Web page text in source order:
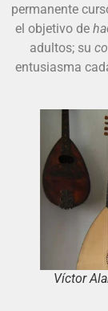
permanente
el objetivo de
adultos; su
entusiasma
Víctor